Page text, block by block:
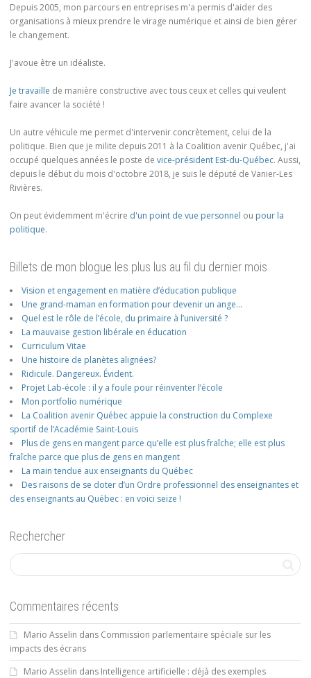
Depuis 2005, mon parcours en entreprises m'a permis d'aider des
organisations à mieux prendre le virage numérique et ainsi de bien gérer
le changement.
J'avoue être un idéaliste.
Je travaille de manière constructive avec tous ceux et celles qui veulent
faire avancer la société !
Un autre véhicule me permet d'intervenir concrètement, celui de la
politique. Bien que je milite depuis 2011 à la Coalition avenir Québec, j'ai
occupé quelques années le poste de vice-président Est-du-Québec. Aussi,
depuis le début du mois d'octobre 2018, je suis le député de Vanier-Les
Rivières.
On peut évidemment m'écrire d'un point de vue personnel ou pour la
politique.
Billets de mon blogue les plus lus au fil du dernier mois
Vision et engagement en matière d’éducation publique
Une grand-maman en formation pour devenir un ange…
Quel est le rôle de l’école, du primaire à l’université ?
La mauvaise gestion libérale en éducation
Curriculum Vitae
Une histoire de planètes alignées?
Ridicule. Dangereux. Évident.
Projet Lab-école : il y a foule pour réinventer l’école
Mon portfolio numérique
La Coalition avenir Québec appuie la construction du Complexe
sportif de l’Académie Saint-Louis
Plus de gens en mangent parce qu’elle est plus fraîche; elle est plus
fraîche parce que plus de gens en mangent
La main tendue aux enseignants du Québec
Des raisons de se doter d’un Ordre professionnel des enseignantes et
des enseignants au Québec : en voici seize !
Rechercher
Commentaires récents
Mario Asselin dans Commission parlementaire spéciale sur les
impacts des écrans
Mario Asselin dans Intelligence artificielle : déjà des exemples